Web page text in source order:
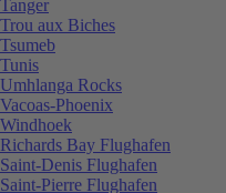
Tanger
Trou aux Biches
Tsumeb
Tunis
Umhlanga Rocks
Vacoas-Phoenix
Windhoek
Richards Bay Flughafen
Saint-Denis Flughafen
Saint-Pierre Flughafen